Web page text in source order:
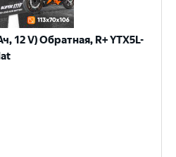
12 V) Обратная, R+ YTX5L-